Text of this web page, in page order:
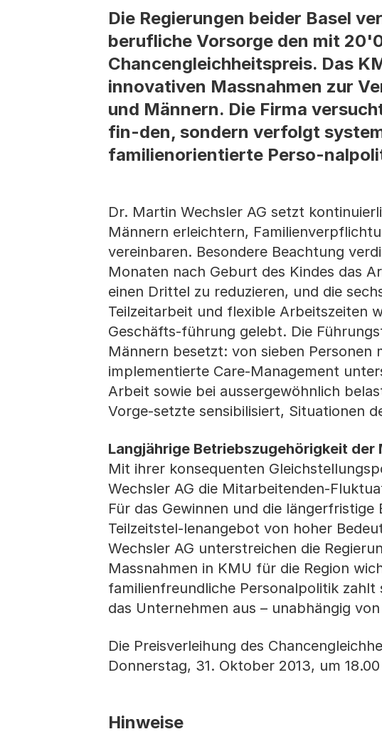
Die Regierungen beider Basel
berufliche Vorsorge den mit
Chancengleichheitspreis. Das
innovativen Massnahmen zur
und Männern. Die Firma
fin-den, sondern verfolgt
familienorientierte Perso-
Dr. Martin Wechsler AG setzt
Männern erleichtern,
vereinbaren. Besondere Beachtung
Monaten nach Geburt des Kindes das
einen Drittel zu reduzieren, und die
Teilzeitarbeit und flexible Arbeitszeiten
Geschäfts-führung gelebt. Die
Männern besetzt: von sieben Personen
implementierte Care-Management
Arbeit sowie bei aussergewöhnlich
Vorge-setzte sensibilisiert, Situationen
Langjährige Betriebszugehörigkeit
Mit ihrer konsequenten
Wechsler AG die Mitarbeitenden-
Für das Gewinnen und die
Teilzeitstel-lenangebot von hoher
Wechsler AG unterstreichen die
Massnahmen in KMU für die Region
familienfreundliche Personalpolitik
das Unternehmen aus – unabhängig
Die Preisverleihung des
Donnerstag, 31. Oktober 2013, um
Hinweise